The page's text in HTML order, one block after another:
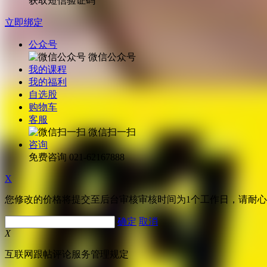
立即绑定
公众号
微信公众号
我的课程
我的福利
自选股
购物车
客服
微信扫一扫
咨询
免费咨询 021-62167888
X
您修改的价格将提交至后台审核审核时间为1个工作日，请耐
确定 取消
X
互联网跟帖评论服务管理规定